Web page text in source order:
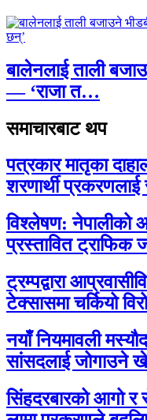
बालेनलाई ताली
— ‘राजा त…
समाचारबाट थप
पत्रकार मातृका
शरणार्थी
विश्लेषण: नेपालीको
प्रस्तावित ट्राफिक
ट्रम्पद्वारा
टेक्सासमा चर्कियो
नयाँ नियमावली
सांसदलाई जोगाउने
सिंहदरबारको आगो र